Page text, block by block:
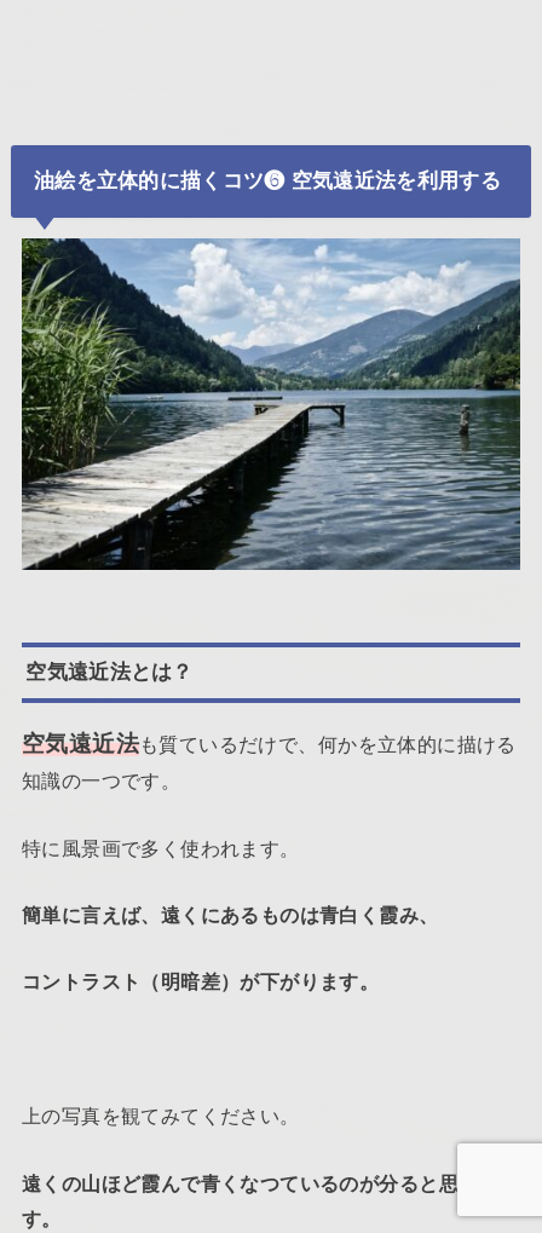
油絵を立体的に描くコツ❻ 空気遠近法を利用する
空気遠近法とは？
空気遠近法も質ているだけで、何かを立体的に描ける
知識の一つです。
特に風景画で多く使われます。
簡単に言えば、遠くにあるものは青白く霞み、
コントラスト（明暗差）が下がります。
上の写真を観てみてください。
遠くの山ほど霞んで青くなつているのが分ると思いま
す。